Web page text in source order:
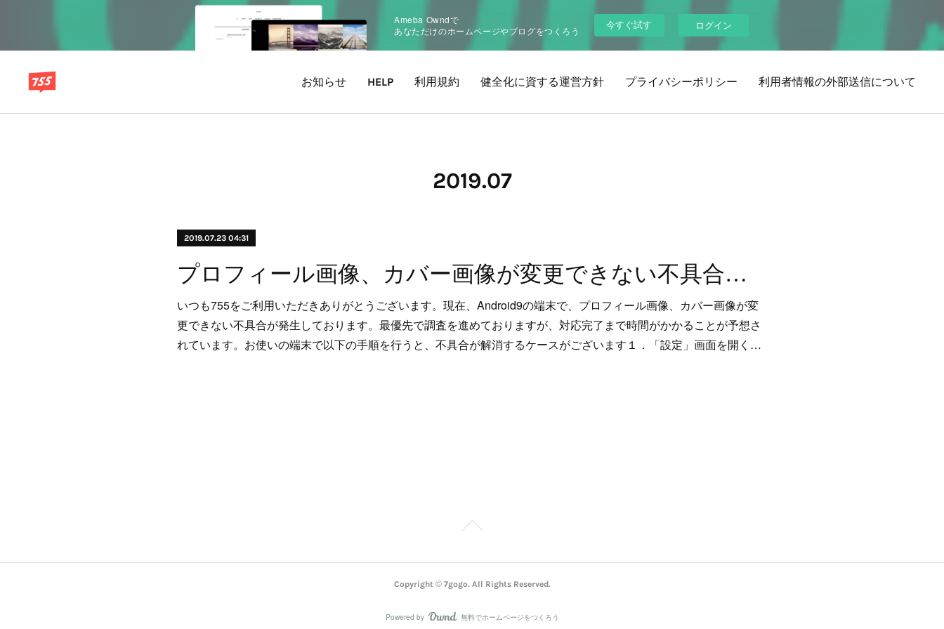
Ameba Owndで
あなただけのホームページやブログをつくろう
今すぐ試す ログイン
お知らせ HELP 利用規約 健全化に資する運営方針 プライバシーポリシー 利用者情報の外部送信について
2019.07
2019.07.23 04:31
プロフィール画像、カバー画像が変更できない不具合が発生しております
いつも755をご利用いただきありがとうございます。現在、Android9の端末で、プロフィール画像、カバー画像が変
更できない不具合が発生しております。最優先で調査を進めておりますが、対応完了まで時間がかかることが予想さ
れています。お使いの端末で以下の手順を行うと、不具合が解消するケースがございます１．「設定」画面を開く…
Copyright © 7gogo. All Rights Reserved.
Powered by AmebaOwnd
無料でホームページをつくろう